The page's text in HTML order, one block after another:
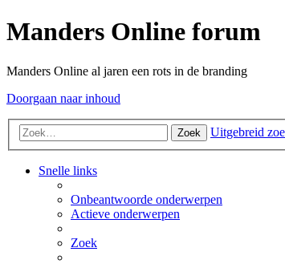
Manders Online forum
Manders Online al jaren een rots in de branding
Doorgaan naar inhoud
Zoek Uitgebreid
Snelle links
Onbeantwoorde onderwerpen
Actieve onderwerpen
Zoek